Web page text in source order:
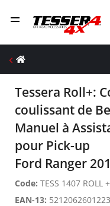
Tessera Roll+:
coulissant de
Manuel à
pour Pick-up
Ford Ranger
Code: TESS 1407 ROLL
EAN-13: 5212062601223